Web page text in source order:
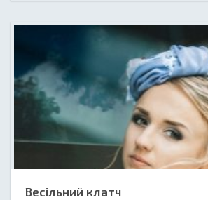
Весільний клатч